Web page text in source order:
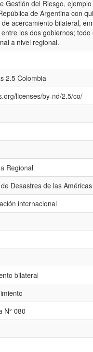
Gestión del Riesgo,
de Argentina con
acercamiento bilateral,
los dos gobiernos;
a nivel regional.
2.5 Colombia
licenses/by-nd/2.5/co/
Regional
Desastres de las Américas
internacional
bilateral
N° 080